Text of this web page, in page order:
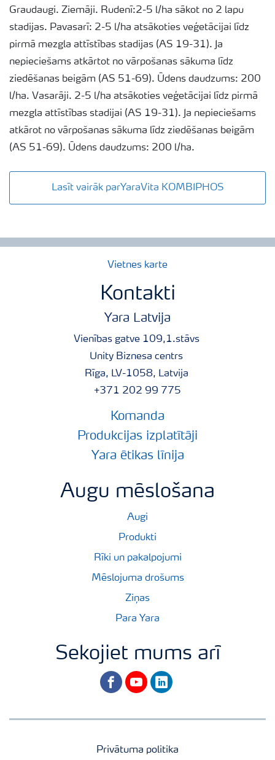
Graudaugi. Ziemāji. Rudenī:2-5 l/ha sākot no 2 lapu
stadijas. Pavasarī: 2-5 l/ha atsākoties veģetācijai līdz
pirmā mezgla attīstības stadijas (AS 19-31). Ja
nepieciešams atkārtot no vārpošanas sākuma līdz
ziedēšanas beigām (AS 51-69). Ūdens daudzums: 200
l/ha. Vasarāji. 2-5 l/ha atsākoties veģetācijai līdz pirmā
mezgla attīstības stadijai (AS 19-31). Ja nepieciešams
atkārot no vārpošanas sākuma līdz ziedēšanas beigām
(AS 51-69). Ūdens daudzums: 200 l/ha.
Lasīt vairāk parYaraVita KOMBIPHOS
Vietnes karte
Kontakti
Yara Latvija
Vienības gatve 109,1.stāvs
Unity Biznesa centrs
Rīga, LV-1058, Latvija
+371 202 99 775
Komanda
Produkcijas izplatītāji
Yara ētikas līnija
Augu mēslošana
Augi
Produkti
Rīki un pakalpojumi
Mēslojuma drošums
Ziņas
Para Yara
Sekojiet mums arī
facebookyoutubelinkedin
Privātuma politika